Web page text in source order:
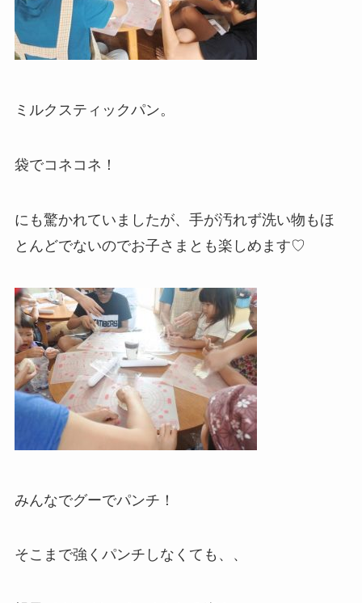
ミルクスティックパン。
袋でコネコネ！
にも驚かれていましたが、手が汚れず洗い物もほ
とんどでないのでお子さまとも楽しめます♡
みんなでグーでパンチ！
そこまで強くパンチしなくても、、